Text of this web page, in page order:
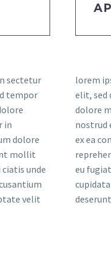
sectetur
tempor
in
dolore
mollit
unde
velit
lorem
elit, sed
dolore
nostrud
ex ea
eu